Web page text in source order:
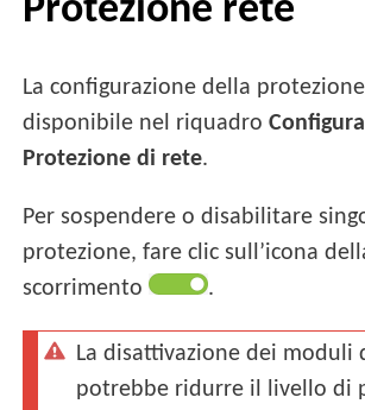
Protezione rete
La configurazione della
disponibile nel riquadro
Protezione di rete.
Per sospendere o disabilitare
protezione, fare clic sull’icona
scorrimento
.
La disattivazione dei moduli
potrebbe ridurre il livello di